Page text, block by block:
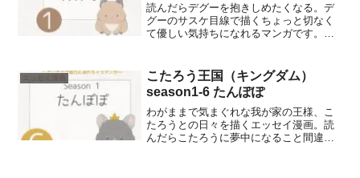
読んだらデグーを抱きしめたくなる。デ
グーのサスケ目線で描くちょっと切なく
て優しい気持ちになれるマンガです。サ
エッセイ漫画
こたろう王国（キングダム）
season1-6 たんぽぽ
わがままで気まぐれな我が家の王様、こ
たろうとの日々を描くエッセイ漫画。読
んだらこたろうに夢中になること間違い